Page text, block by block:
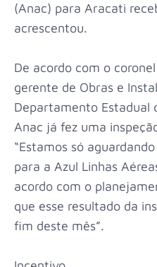
(Anac) para Aracati
acrescentou.
De acordo com o
gerente de Obras e
Departamento Estadual
Anac já fez uma
“Estamos só
para a Azul Linhas
acordo com o
que esse resultado da
fim deste mês”.